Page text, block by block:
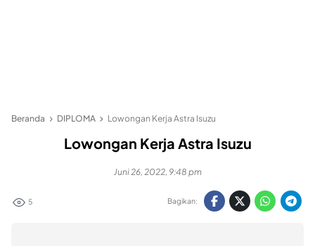
Beranda DIPLOMA Lowongan Kerja Astra Isuzu
Lowongan Kerja Astra Isuzu
Juni 26, 2022, 9:48 pm
5 Bagikan: